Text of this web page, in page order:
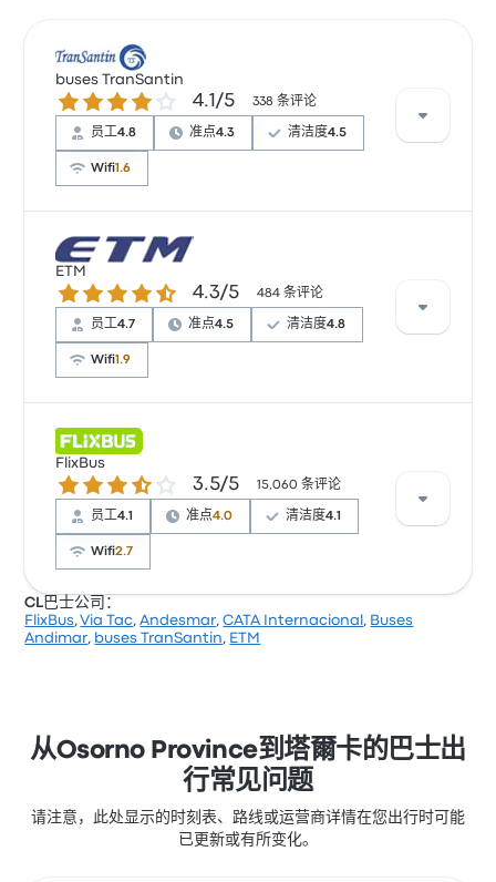
buses TranSantin
4.1 / 5 星 4.1/5 338 条评论
员工4.8 准点4.3 清洁度4.5
Wifi1.6
根据 338 条评论，该公司在 Busbud 上被评为 4.1 颗星。
旅客对 员工 和 座位 特别满意，但对 无线上网 经常有所
抱怨。 buses TranSantin 在此路线提供的票价为 ¥145
ETM
4.3 / 5 星 4.3/5 484 条评论
员工4.7 准点4.5 清洁度4.8
Wifi1.9
根据 484 条评论，该公司在 Busbud 上被评为 4.3 颗
星。旅客对 座位 和 清洁度 特别满意，但对 无线上网 经
常有所抱怨。 ETM 在此路线提供的票价为 ¥180 起
FlixBus
3.5 / 5 星 3.5/5 15,060 条评论
员工4.1 准点4.0 清洁度4.1
Wifi2.7
根据 15060 条评论，该公司在 Busbud 上被评为 3.5 颗
CL巴士公司：
FlixBus,Via Tac,Andesmar,CATA Internacional , Buses
Andimar, buses TranSantin, ETM
从Osorno Province到塔爾卡的巴士出
行常见问题
请注意，此处显示的时刻表、路线或运营商详情在您出行时可能
已更新或有所变化。